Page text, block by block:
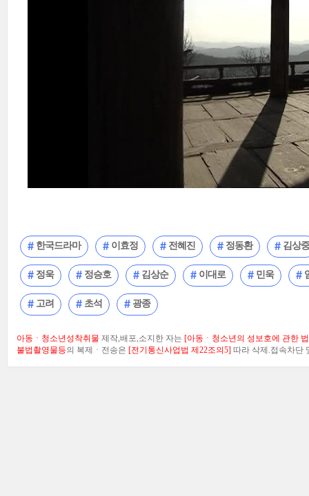
한국드라마 이효정 전혜진 정동환 김상중
정욱 정승호 김상순 이대로 민욱
고려 초석 광종
아동ㆍ청소년성착취물 제작,배포,소지한 자는 [아동ㆍ청소년의 성보호에 관한
불법촬영물등의 복제ㆍ전송은 [전기통신사업법 제22조의5] 따라 삭제.접속차단